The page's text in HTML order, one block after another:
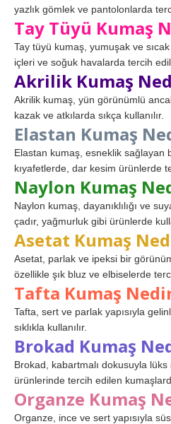
yazlık gömlek ve pantolonlarda
Tay Tüyü Kumaş
Tay tüyü kumaş, yumuşak ve
içleri ve soğuk havalarda tercih
Akrilik Kumaş
Akrilik kumaş, yün görünümlü
kazak ve atkılarda sıkça kullanılır.
Elastan Kumaş
Elastan kumaş, esneklik sağlayan
kıyafetlerde, dar kesim ürünlerde
Naylon Kumaş
Naylon kumaş, dayanıklılığı ve
çadır, yağmurluk gibi ürünlerde
Asetat Kumaş
Asetat, parlak ve ipeksi bir
özellikle şık bluz ve elbiselerde
Tafta Kumaş
Tafta, sert ve parlak yapısıyla
sıklıkla kullanılır.
Brokad Kumaş
Brokad, kabartmalı dokusuyla
ürünlerinde tercih edilen
Organze Kumaş
Organze, ince ve sert yapısıyla